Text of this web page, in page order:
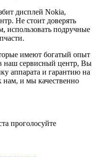
дисплей Nokia,
Не стоит доверять
использовать подручные
имеют богатый опыт
наш сервисный центр, Вы
аппарата и гарантию на
и мы качественно
проголосуйте